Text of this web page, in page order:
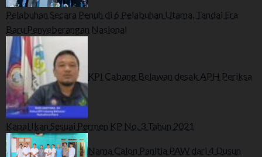
Pelabuhan Secara Penuh di 6 Pelabuhan Utama, Tandai Era
Baru Penyeberangan Nasional
KPI Cabang Belawan desak APH Periksa
Kapal Ikan Sesuai Permen KP No. 3 Tahun 2021
Nama Calon Panitia PAW dari 4 Dusun